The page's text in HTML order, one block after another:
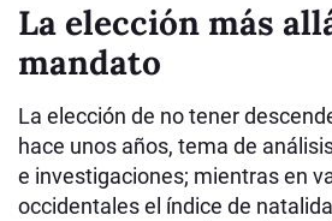
La elección más
mandato
La elección de no tener
hace unos años, tema de
e investigaciones; mientras en
occidentales el índice de